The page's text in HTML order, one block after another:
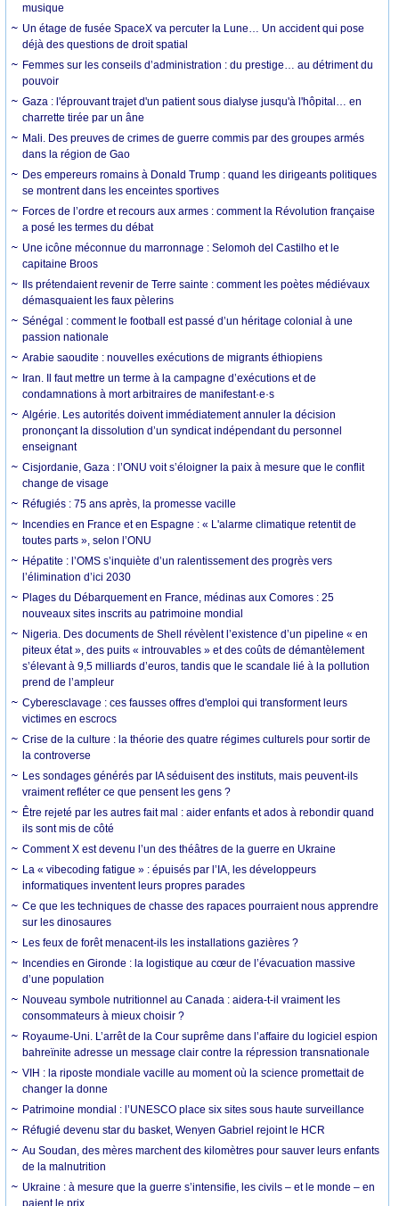
musique
Un étage de fusée SpaceX va percuter la Lune… Un accident qui pose
déjà des questions de droit spatial
Femmes sur les conseils d’administration : du prestige… au détriment du
pouvoir
Gaza : l'éprouvant trajet d'un patient sous dialyse jusqu'à l'hôpital… en
charrette tirée par un âne
Mali. Des preuves de crimes de guerre commis par des groupes armés
dans la région de Gao
Des empereurs romains à Donald Trump : quand les dirigeants politiques
se montrent dans les enceintes sportives
Forces de l’ordre et recours aux armes : comment la Révolution française
a posé les termes du débat
Une icône méconnue du marronnage : Selomoh del Castilho et le
capitaine Broos
Ils prétendaient revenir de Terre sainte : comment les poètes médiévaux
démasquaient les faux pèlerins
Sénégal : comment le football est passé d’un héritage colonial à une
passion nationale
Arabie saoudite : nouvelles exécutions de migrants éthiopiens
Iran. Il faut mettre un terme à la campagne d’exécutions et de
condamnations à mort arbitraires de manifestant·e·s
Algérie. Les autorités doivent immédiatement annuler la décision
prononçant la dissolution d’un syndicat indépendant du personnel
enseignant
Cisjordanie, Gaza : l’ONU voit s’éloigner la paix à mesure que le conflit
change de visage
Réfugiés : 75 ans après, la promesse vacille
Incendies en France et en Espagne : « L'alarme climatique retentit de
toutes parts », selon l’ONU
Hépatite : l’OMS s’inquiète d’un ralentissement des progrès vers
l’élimination d’ici 2030
Plages du Débarquement en France, médinas aux Comores : 25
nouveaux sites inscrits au patrimoine mondial
Nigeria. Des documents de Shell révèlent l’existence d’un pipeline « en
piteux état », des puits « introuvables » et des coûts de démantèlement
s’élevant à 9,5 milliards d’euros, tandis que le scandale lié à la pollution
prend de l’ampleur
Cyberesclavage : ces fausses offres d'emploi qui transforment leurs
victimes en escrocs
Crise de la culture : la théorie des quatre régimes culturels pour sortir de
la controverse
Les sondages générés par IA séduisent des instituts, mais peuvent-ils
vraiment refléter ce que pensent les gens ?
Être rejeté par les autres fait mal : aider enfants et ados à rebondir quand
ils sont mis de côté
Comment X est devenu l’un des théâtres de la guerre en Ukraine
La « vibecoding fatigue » : épuisés par l’IA, les développeurs
informatiques inventent leurs propres parades
Ce que les techniques de chasse des rapaces pourraient nous apprendre
sur les dinosaures
Les feux de forêt menacent-ils les installations gazières ?
Incendies en Gironde : la logistique au cœur de l’évacuation massive
d’une population
Nouveau symbole nutritionnel au Canada : aidera-t-il vraiment les
consommateurs à mieux choisir ?
Royaume-Uni. L’arrêt de la Cour suprême dans l’affaire du logiciel espion
bahreïnite adresse un message clair contre la répression transnationale
VIH : la riposte mondiale vacille au moment où la science promettait de
changer la donne
Patrimoine mondial : l’UNESCO place six sites sous haute surveillance
Réfugié devenu star du basket, Wenyen Gabriel rejoint le HCR
Au Soudan, des mères marchent des kilomètres pour sauver leurs enfants
de la malnutrition
Ukraine : à mesure que la guerre s’intensifie, les civils – et le monde – en
paient le prix